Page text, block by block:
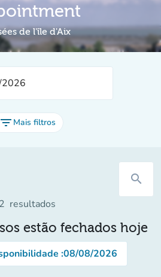
de l'île d'Aix
filter_list Mais filtros
search
2 resultados
estão fechados hoje
:08/08/2026